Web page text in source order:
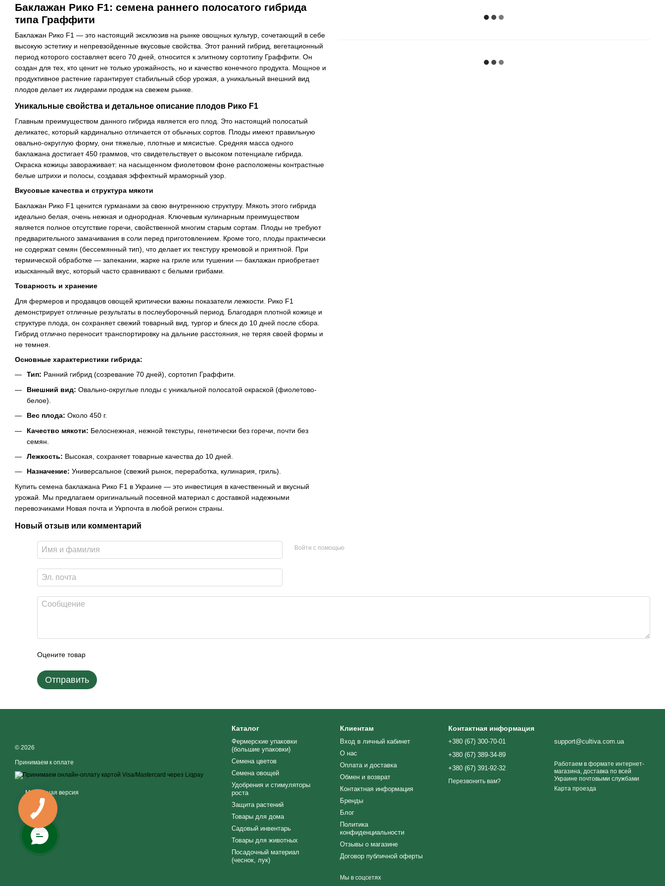
Баклажан Рико F1: семена раннего полосатого гибрида
типа Граффити
Баклажан Рико F1 — это настоящий эксклюзив на рынке овощных культур, сочетающий в себе
высокую эстетику и непревзойденные вкусовые свойства. Этот ранний гибрид, вегетационный
период которого составляет всего 70 дней, относится к элитному сортотипу Граффити. Он
создан для тех, кто ценит не только урожайность, но и качество конечного продукта. Мощное и
продуктивное растение гарантирует стабильный сбор урожая, а уникальный внешний вид
плодов делает их лидерами продаж на свежем рынке.
Уникальные свойства и детальное описание плодов Рико F1
Главным преимуществом данного гибрида является его плод. Это настоящий полосатый
деликатес, который кардинально отличается от обычных сортов. Плоды имеют правильную
овально-округлую форму, они тяжелые, плотные и мясистые. Средняя масса одного
баклажана достигает 450 граммов, что свидетельствует о высоком потенциале гибрида.
Окраска кожицы завораживает: на насыщенном фиолетовом фоне расположены контрастные
белые штрихи и полосы, создавая эффектный мраморный узор.
Вкусовые качества и структура мякоти
Баклажан Рико F1 ценится гурманами за свою внутреннюю структуру. Мякоть этого гибрида
идеально белая, очень нежная и однородная. Ключевым кулинарным преимуществом
является полное отсутствие горечи, свойственной многим старым сортам. Плоды не требуют
предварительного замачивания в соли перед приготовлением. Кроме того, плоды практически
не содержат семян (бессемянный тип), что делает их текстуру кремовой и приятной. При
термической обработке — запекании, жарке на гриле или тушении — баклажан приобретает
изысканный вкус, который часто сравнивают с белыми грибами.
Товарность и хранение
Для фермеров и продавцов овощей критически важны показатели лежкости. Рико F1
демонстрирует отличные результаты в послеуборочный период. Благодаря плотной кожице и
структуре плода, он сохраняет свежий товарный вид, тургор и блеск до 10 дней после сбора.
Гибрид отлично переносит транспортировку на дальние расстояния, не теряя своей формы и
не темнея.
Основные характеристики гибрида:
Тип: Ранний гибрид (созревание 70 дней), сортотип Граффити.
Внешний вид: Овально-округлые плоды с уникальной полосатой окраской (фиолетово-
белое).
Вес плода: Около 450 г.
Качество мякоти: Белоснежная, нежной текстуры, генетически без горечи, почти без
семян.
Лежкость: Высокая, сохраняет товарные качества до 10 дней.
Назначение: Универсальное (свежий рынок, переработка, кулинария, гриль).
Купить семена баклажана Рико F1 в Украине — это инвестиция в качественный и вкусный
урожай. Мы предлагаем оригинальный посевной материал с доставкой надежными
перевозчиками Новая почта и Укрпочта в любой регион страны.
Новый отзыв или комментарий
Войти с помощью
Оцените товар
Отправить
© 2026
Принимаем к оплате
Мобильная версия
Каталог
Фермерские упаковки
(большие упаковки)
Семена цветов
Семена овощей
Удобрения и стимуляторы
роста
Защита растений
Товары для дома
Cадовый инвентарь
Товары для животных
Посадочный материал
(чеснок, лук)
Клиентам
Вход в личный кабинет
О нас
Оплата и доставка
Обмен и возврат
Контактная информация
Бренды
Блог
Политика
конфиденциальности
Отзывы о магазине
Договор публичной оферты
Мы в соцсетях
Контактная информация
+380 (67) 300-70-01
+380 (67) 389-34-89
+380 (67) 391-92-32
Перезвонить вам?
support@cultiva.com.ua
Работаем в формате интернет-
магазина, доставка по всей
Украине почтовыми службами
Карта проезда